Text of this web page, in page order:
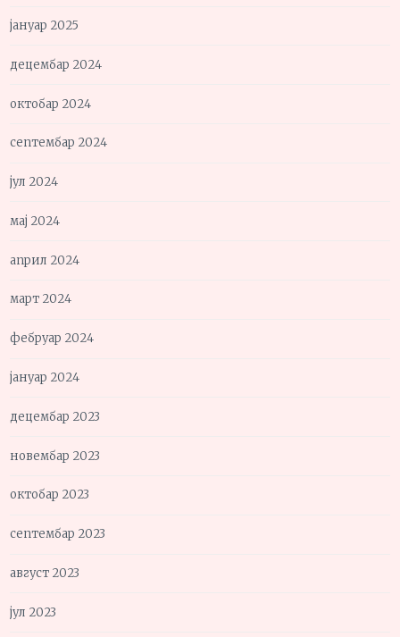
јануар 2025
децембар 2024
октобар 2024
септембар 2024
јул 2024
мај 2024
април 2024
март 2024
фебруар 2024
јануар 2024
децембар 2023
новембар 2023
октобар 2023
септембар 2023
август 2023
јул 2023